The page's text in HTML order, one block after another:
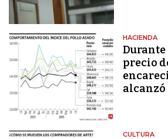
HACIENDA
precio
alcanzó
CULTURA